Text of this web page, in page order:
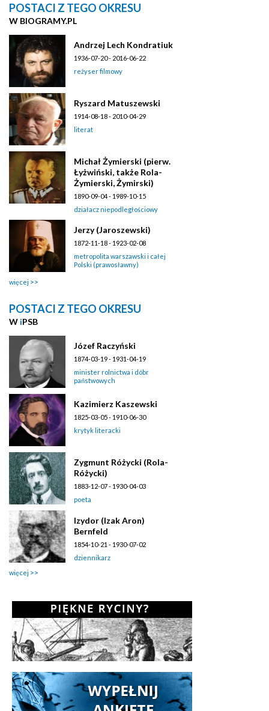
POSTACI Z TEGO OKRESU
W BIOGRAMY.PL
Andrzej Lech Kondratiuk
1936-07-20 - 2016-06-22
reżyser filmowy
Ryszard Matuszewski
1914-08-18 - 2010-04-29
literat
Michał Żymierski (pierw.
Łyżwiński, także Rola-
Żymierski, Żymirski)
1890-09-04 - 1989-10-15
działacz niepodległościowy
Jerzy (Jaroszewski)
1872-11-18 - 1923-02-08
metropolita warszawski i całej
Polski (prawosławny)
więcej
POSTACI Z TEGO OKRESU
W iPSB
Józef Raczyński
1874-03-19 - 1931-04-19
minister rolnictwa i dóbr
państwowych
Kazimierz Kaszewski
1825-03-05 - 1910-06-30
krytyk literacki
Zygmunt Różycki (Rola-
Różycki)
1883-12-07 - 1930-04-03
poeta
Izydor (Izak Aron)
Bernfeld
1854-10-21 - 1930-07-02
dziennikarz
więcej